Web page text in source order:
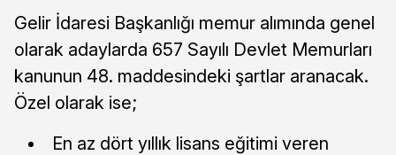
Gelir İdaresi Başkanlığı memur alımında genel
olarak adaylarda 657 Sayılı Devlet Memurları
kanunun 48. maddesindeki şartlar aranacak.
Özel olarak ise;
En az dört yıllık lisans eğitimi veren